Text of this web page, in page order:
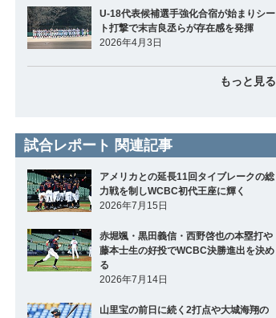
U-18代表候補選手強化合宿が始まりシー
ト打撃で末吉良丞らが存在感を発揮
2026年4月3日
もっと見る
試合レポート 関連記事
アメリカとの延長11回タイブレークの総
力戦を制しWCBC初代王座に輝く
2026年7月15日
赤堀颯・黒田義信・西野啓也の本塁打や
藤本士生の好投でWCBC決勝進出を決め
る
2026年7月14日
山里宝の前日に続く2打点や大城海翔の